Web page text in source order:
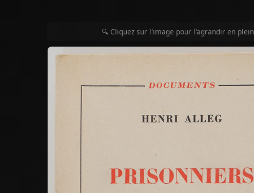
🔍 Cliquez sur l'image pour l'agrandir en